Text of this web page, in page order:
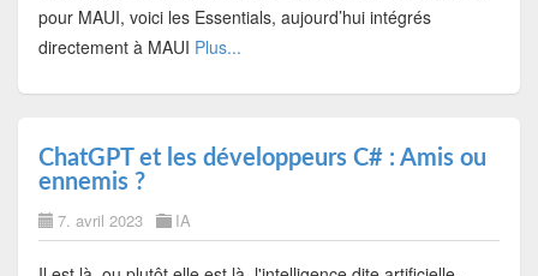
pour MAUI, voici les Essentials, aujourd’hui intégrés
directement à MAUI Plus...
ChatGPT et les développeurs C# : Amis ou
ennemis ?
7. avril 2023 IA